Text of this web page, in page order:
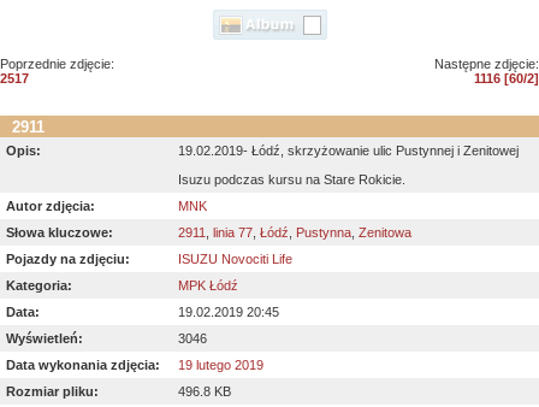
Poprzednie zdjęcie:
2517
Następne zdjęcie:
1116 [60/2]
2911
Opis:
19.02.2019- Łódź, skrzyżowanie ulic Pustynnej i Zenitowej
Isuzu podczas kursu na Stare Rokicie.
Autor zdjęcia:
MNK
Słowa kluczowe:
2911 linia 77 Łódź Pustynna Zenitowa
Pojazdy na zdjęciu:
ISUZU Novociti Life
Kategoria:
MPK Łódź
Data:
19.02.2019 20:45
Wyświetleń:
3046
Data wykonania zdjęcia:
19 lutego 2019
Rozmiar pliku:
496.8 KB